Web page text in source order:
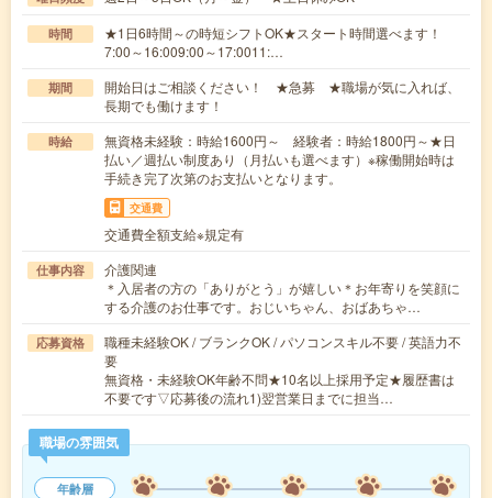
時間
★1日6時間～の時短シフトOK★スタート時間選べます！
7:00～16:009:00～17:0011:…
期間
開始日はご相談ください！ ★急募 ★職場が気に入れば、
長期でも働けます！
時給
無資格未経験：時給1600円～ 経験者：時給1800円～★日
払い／週払い制度あり（月払いも選べます）※稼働開始時は
手続き完了次第のお支払いとなります。
交通費
交通費全額支給※規定有
仕事内容
介護関連
＊入居者の方の「ありがとう」が嬉しい＊お年寄りを笑顔に
する介護のお仕事です。おじいちゃん、おばあちゃ…
応募資格
職種未経験OK / ブランクOK / パソコンスキル不要 / 英語力不
要
無資格・未経験OK年齢不問★10名以上採用予定★履歴書は
不要です▽応募後の流れ1)翌営業日までに担当…
職場の雰囲気
年齢層